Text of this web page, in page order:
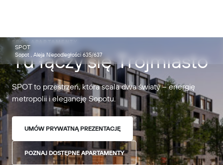
SPOT
Sopot , Aleja Niepodległości 635/637
SPOT APARTAMENTY
Tu łączy się Trójmiasto
SPOT to przestrzeń, która scala dwa światy – energię
metropolii i elegancję Sopotu.
UMÓW PRYWATNĄ PREZENTACJĘ
POZNAJ DOSTĘPNE APARTAMENTY